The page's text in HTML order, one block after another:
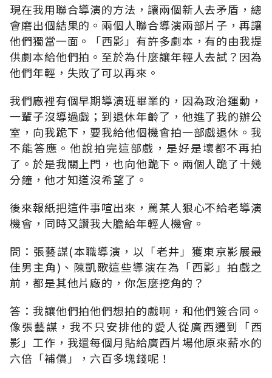
現在我用聯合導演的方法，讓兩個新人去矛盾，總
會磨出個結果的。兩個人聯合導演兩部片子，再讓
他們獨當一面。「西影」有許多劇本，有的由我提
供劇本給他們拍。至於為什麼讓年輕人去試？因為
他們年輕，失敗了可以再來。
我們廠裡有個早期導演班畢業的，因為政治運動，
一輩子沒導過戲；到退休年齡了，他進了我的辦公
室，向我跪下，要我給他個機會拍一部戲退休。我
不能答應。他說拍完這部戲，是好是壞都不再拍
了。於是我關上門，也向他跪下。兩個人跪了十幾
分鐘，他才知道沒希望了。
後來報紙把這件事喧出來，罵某人狠心不給老導演
機會，同時又讚我大膽給年輕人機會。
問：張藝謀(本職導演，以「老井」獲東京影展最
佳男主角)、陳凱歌這些導演在為「西影」拍戲之
前，都是其他片廠的，你怎麼挖角的？
答：我讓他們拍他們想拍的戲啊，和他們簽合同。
像張藝謀，我不只安排他的愛人從廣西遷到「西
影」工作，我還每個月貼給廣西片場他原來薪水的
六倍「補償」，六百多塊錢呢！